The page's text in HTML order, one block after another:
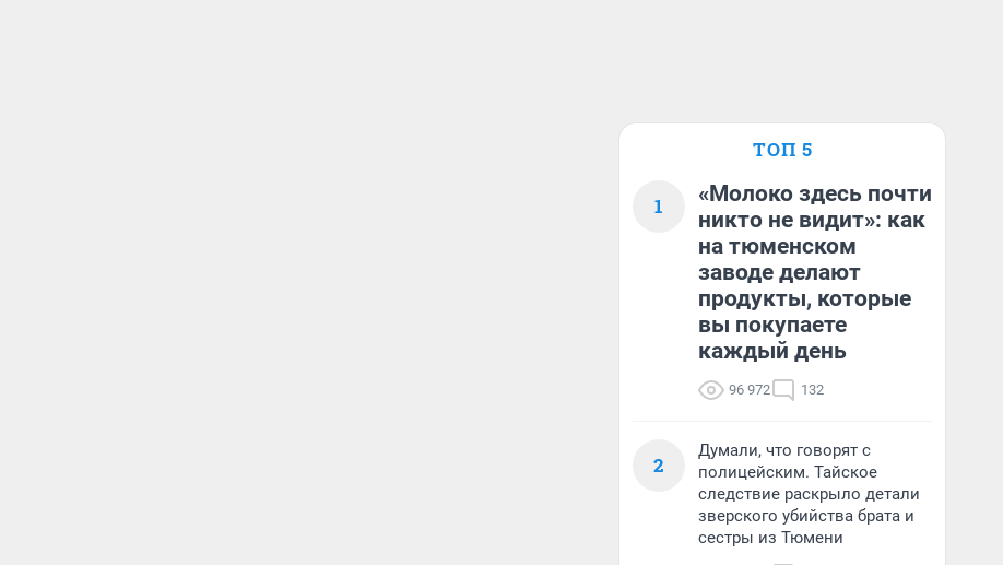
ТОП 5
1
«Молоко здесь почти
никто не видит»: как
на тюменском
заводе делают
продукты, которые
вы покупаете
каждый день
96 972 132
2
Думали, что говорят с
полицейским. Тайское
следствие раскрыло детали
зверского убийства брата и
сестры из Тюмени